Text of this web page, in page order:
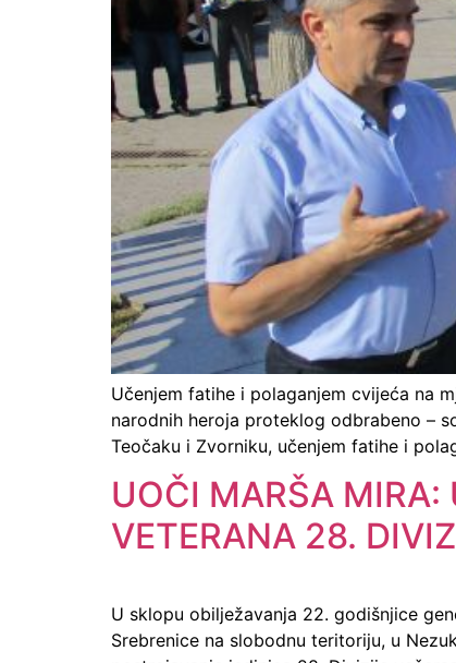
Učenjem fatihe i polaganjem cvijeća na
narodnih heroja proteklog odbrabeno –
Teočaku i Zvorniku, učenjem fatihe i
UOČI MARŠA MIRA:
VETERANA 28.
U sklopu obilježavanja 22. godišnjice
Srebrenice na slobodnu teritoriju, u